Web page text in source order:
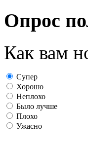
Опрос
Как вам
Супер
Хорошо
Неплохо
Было лучше
Плохо
Ужасно